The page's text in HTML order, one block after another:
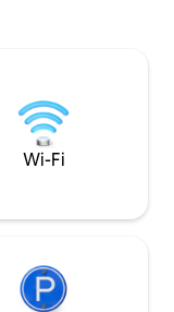
privačiame 11
Wi-Fi